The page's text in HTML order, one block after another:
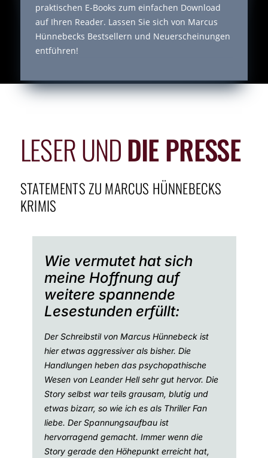
praktischen E-Books zum einfachen Download
auf Ihren Reader. Lassen Sie sich von Marcus
Hünnebecks Bestsellern und Neuerscheinungen
entführen!
LESER UNDDIE PRESSE
STATEMENTS ZU MARCUS HÜNNEBECKS
KRIMIS
Wie vermutet hat sich
meine Hoffnung auf
weitere spannende
Lesestunden erfüllt:
Der Schreibstil von Marcus Hünnebeck ist
hier etwas aggressiver als bisher. Die
Handlungen heben das psychopathische
Wesen von Leander Hell sehr gut hervor. Die
Story selbst war teils grausam, blutig und
etwas bizarr, so wie ich es als Thriller Fan
liebe. Der Spannungsaufbau ist
hervorragend gemacht. Immer wenn die
Story gerade den Höhepunkt erreicht hat,